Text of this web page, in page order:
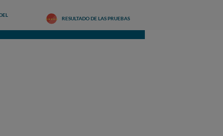
RESULTADO DE LAS PRUEBAS